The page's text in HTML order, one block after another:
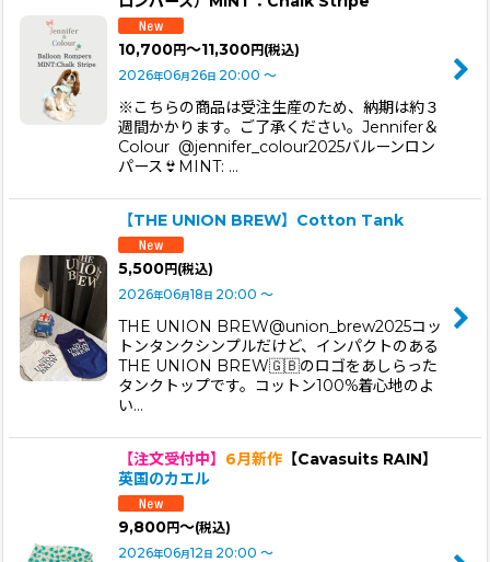
10,700円～11,300円 (税込)
2026年06月26日 20:00 ～
※こちらの商品は受注生産のため、納期は約３
週間かかります。ご了承ください。Jennifer＆
Colour @jennifer_colour2025バルーンロン
パース👙MINT: …
【THE UNION BREW】Cotton Tank
5,500円 (税込)
2026年06月18日 20:00 ～
THE UNION BREW@union_brew2025コッ
トンタンクシンプルだけど、インパクトのある
THE UNION BREW🇬🇧のロゴをあしらった
タンクトップです。コットン100%着心地のよ
い…
【注文受付中】 6月新作 【Cavasuits RAIN】
英国のカエル
9,800円～(税込)
2026年06月12日 20:00 ～